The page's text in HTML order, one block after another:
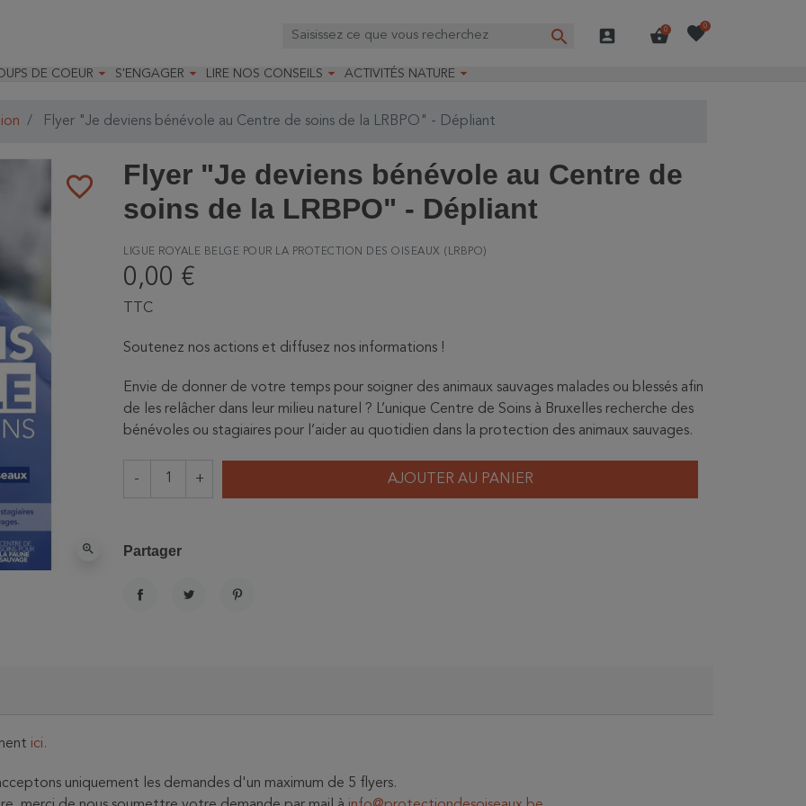
search account_box shopping_basket
0 favorite0
DE COEUR  S'ENGAGER 
Faire un legs
LIRE NOS CONSEILS 
Installer un abreuvoir
ACTIVITÉS NATURE 
Formations longues
Flyer "Je deviens bénévole au Centre de soins de la LRBPO" - Dépliant
favorite_border
zoom_in
Flyer "Je deviens bénévole au Centre de
soins de la LRBPO" - Dépliant
LIGUE ROYALE BELGE POUR LA PROTECTION DES OISEAUX (LRBPO)
0,00 €
TTC
Soutenez nos actions et diffusez nos informations !
Envie de donner de votre temps pour soigner des animaux sauvages malades ou blessés afin
de les relâcher dans leur milieu naturel ? L’unique Centre de Soins à Bruxelles recherche des
bénévoles ou stagiaires pour l’aider au quotidien dans la protection des animaux sauvages.
- + AJOUTER AU PANIER
Partager
ici.
uniquement les demandes d'un maximum de 5 flyers.